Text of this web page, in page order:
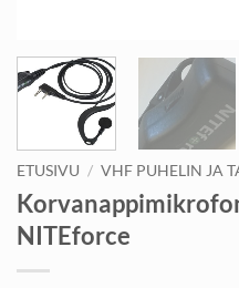
ETUSIVU / VHF PUHELIN JA
NITEforce